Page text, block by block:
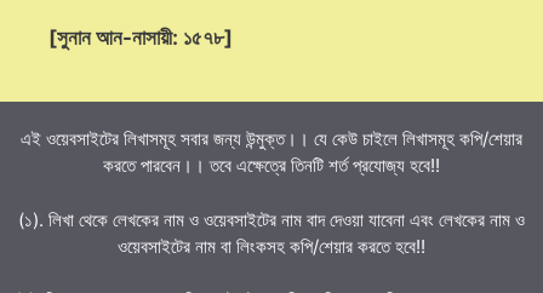
[সুনান আন-নাসায়ী: ১৫৭৮]
এই ওয়েবসাইটের লিখাসমূহ সবার জন্য উন্মুক্ত।। যে কেউ চাইলে লিখাসমূহ কপি/শেয়ার
করতে পারবেন।। তবে এক্ষেত্রে তিনটি শর্ত প্রযোজ্য হবে!!
(১). লিখা থেকে লেখকের নাম ও ওয়েবসাইটের নাম বাদ দেওয়া যাবেনা এবং লেখকের নাম ও
ওয়েবসাইটের নাম বা লিংকসহ কপি/শেয়ার করতে হবে!!